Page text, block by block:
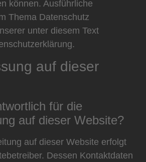
können. Ausführliche
Thema Datenschutz
unter diesem Text
auf dieser
für die
auf dieser Website?
auf dieser Website erfolgt
Dessen Kontaktdaten